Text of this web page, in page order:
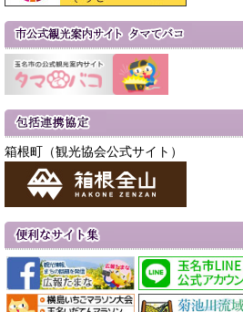
箱根町（観光協会公式サイト）